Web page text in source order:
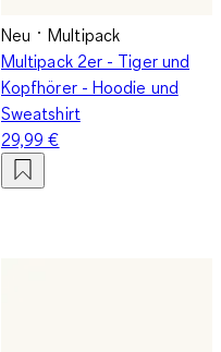
Neu
Multipack
Multipack 2er - Tiger und
Kopfhörer - Hoodie und
Sweatshirt
29,99 €